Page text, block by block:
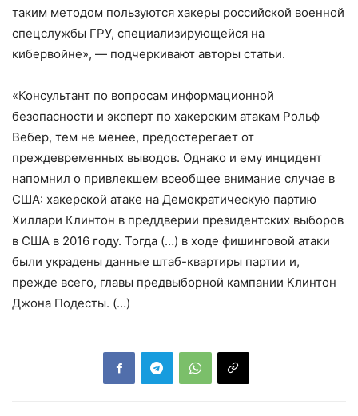
таким методом пользуются хакеры российской военной
спецслужбы ГРУ, специализирующейся на
кибервойне», — подчеркивают авторы статьи.
«Консультант по вопросам информационной
безопасности и эксперт по хакерским атакам Рольф
Вебер, тем не менее, предостерегает от
преждевременных выводов. Однако и ему инцидент
напомнил о привлекшем всеобщее внимание случае в
США: хакерской атаке на Демократическую партию
Хиллари Клинтон в преддверии президентских выборов
в США в 2016 году. Тогда (…) в ходе фишинговой атаки
были украдены данные штаб-квартиры партии и,
прежде всего, главы предвыборной кампании Клинтон
Джона Подесты. (…)